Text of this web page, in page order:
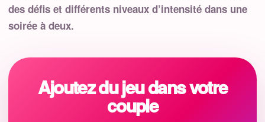
des défis et différents niveaux d’intensité dans une
soirée à deux.
Ajoutez du jeu dans votre
couple